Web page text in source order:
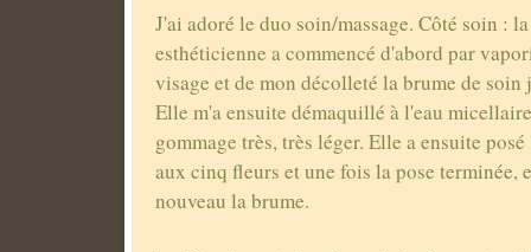
J'ai adoré le duo soin/massage. Côté soin :
esthéticienne a commencé d'abord par
visage et de mon décolleté la brume de soin
Elle m'a ensuite démaquillé à l'eau
gommage très, très léger. Elle a ensuite
aux cinq fleurs et une fois la pose terminée,
nouveau la brume.